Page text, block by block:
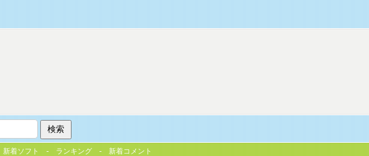
新着ソフト ランキング 新着コメント